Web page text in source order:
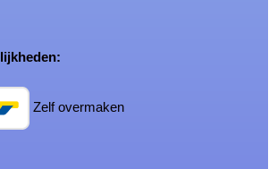
Zelf overmaken